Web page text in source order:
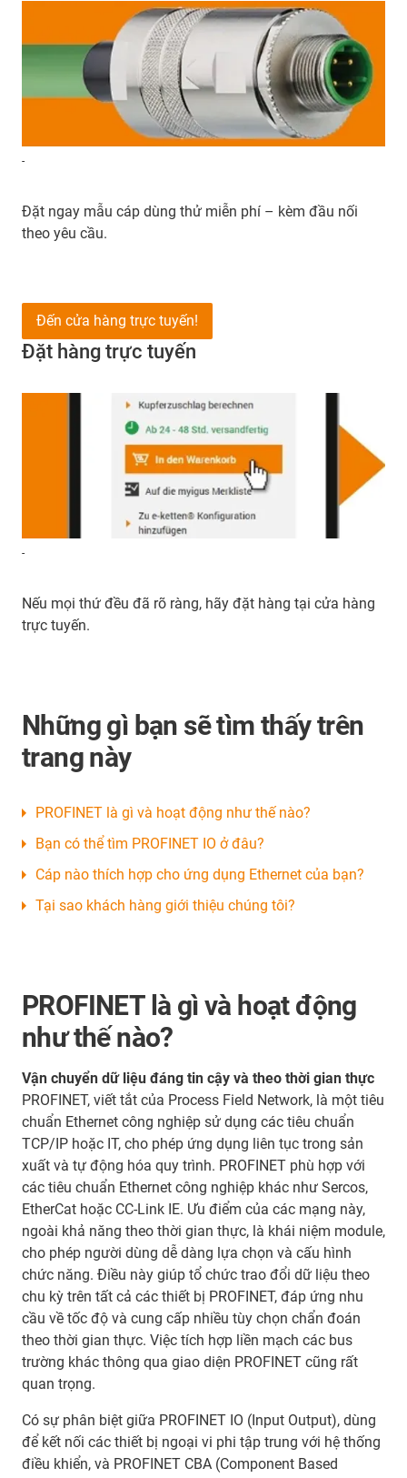
-
Đặt ngay mẫu cáp dùng thử miễn phí – kèm đầu nối
theo yêu cầu.
Đặt hàng trực tuyến
-
Nếu mọi thứ đều đã rõ ràng, hãy đặt hàng tại cửa hàng
trực tuyến.
Đến cửa hàng trực tuyến!
Những gì bạn sẽ tìm thấy trên
trang này
PROFINET là gì và hoạt động như thế nào?
Bạn có thể tìm PROFINET IO ở đâu?
Cáp nào thích hợp cho ứng dụng Ethernet của bạn?
Tại sao khách hàng giới thiệu chúng tôi?
PROFINET là gì và hoạt động
như thế nào?
Vận chuyển dữ liệu đáng tin cậy và theo thời gian thực
PROFINET, viết tắt của Process Field Network, là một tiêu
chuẩn Ethernet công nghiệp sử dụng các tiêu chuẩn
TCP/IP hoặc IT, cho phép ứng dụng liên tục trong sản
xuất và tự động hóa quy trình. PROFINET phù hợp với
các tiêu chuẩn Ethernet công nghiệp khác như Sercos,
EtherCat hoặc CC-Link IE. Ưu điểm của các mạng này,
ngoài khả năng theo thời gian thực, là khái niệm module,
cho phép người dùng dễ dàng lựa chọn và cấu hình
chức năng. Điều này giúp tổ chức trao đổi dữ liệu theo
chu kỳ trên tất cả các thiết bị PROFINET, đáp ứng nhu
cầu về tốc độ và cung cấp nhiều tùy chọn chẩn đoán
theo thời gian thực. Việc tích hợp liền mạch các bus
trường khác thông qua giao diện PROFINET cũng rất
quan trọng.
Có sự phân biệt giữa PROFINET IO (Input Output), dùng
để kết nối các thiết bị ngoại vi phi tập trung với hệ thống
điều khiển, và PROFINET CBA (Component Based